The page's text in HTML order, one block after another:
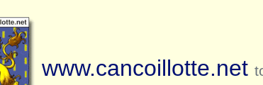
www.cancoillotte.net